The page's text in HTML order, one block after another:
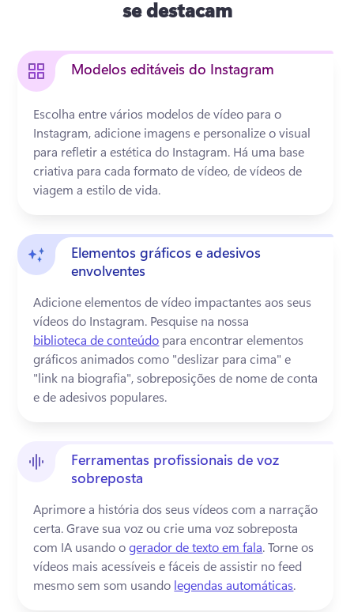
se destacam
Modelos editáveis do Instagram
Escolha entre vários modelos de vídeo para o
Instagram, adicione imagens e personalize o visual
para refletir a estética do Instagram. Há uma base
criativa para cada formato de vídeo, de vídeos de
viagem a estilo de vida.
Elementos gráficos e adesivos
envolventes
Adicione elementos de vídeo impactantes aos seus
vídeos do Instagram. Pesquise na nossa
biblioteca de conteúdo para encontrar elementos
gráficos animados como "deslizar para cima" e
"link na biografia", sobreposições de nome de conta
e de adesivos populares.
Ferramentas profissionais de voz
sobreposta
Aprimore a história dos seus vídeos com a narração
certa. Grave sua voz ou crie uma voz sobreposta
com IA usando o gerador de texto em fala. Torne os
vídeos mais acessíveis e fáceis de assistir no feed
mesmo sem som usando legendas automáticas.